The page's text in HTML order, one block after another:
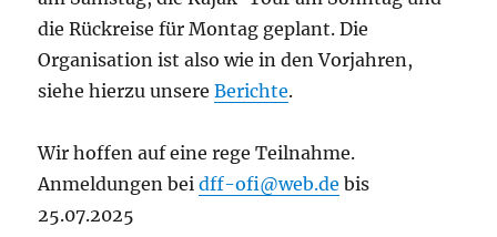
die Rückreise für Montag geplant. Die
Organisation ist also wie in den Vorjahren,
siehe hierzu unsereBerichte.
Wir hoffen auf eine rege Teilnahme.
Anmeldungen beidff-ofi@web.de bis
25.07.2025